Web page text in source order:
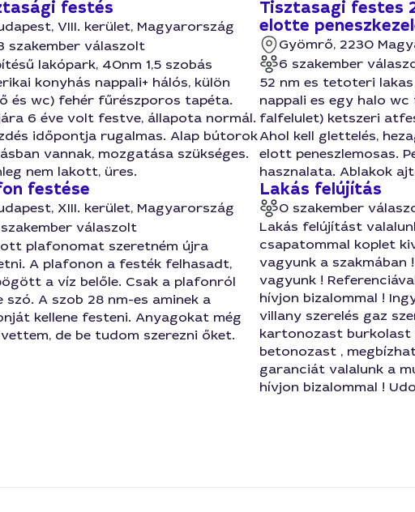
festés
VIII. kerület, Magyarország
szakember válaszolt
lakópark, 40nm 1,5 szobás
konyhás nappali+ hálós, külön
és wc) fehér fűrészporos tapéta.
6 éve volt festve, állapota normál.
időpontja rugalmas. Alap bútorok
vannak, mozgatása szükséges.
nem lakott, üres.
Tisztasagi festes
elotte
Gyömrő, 2230
6 szakember
52 nm es tetoteri
nappali es egy halo
falfelulet) ketszeri
Ahol kell glettelés,
elott peneszlemosas.
hasznalata. Ablakok
festése
XIII. kerület, Magyarország
válaszolt
plafonomat szeretném újra
A plafonon a festék felhasadt,
a víz belőle. Csak a plafonról
szó. A szob 28 nm-es aminek a
kellene festeni. Anyagokat még
de be tudom szerezni őket.
Lakás felújítás
0 szakember
Lakás felújítást
csapatommal koplet
vagyunk a szakmában
vagyunk !
hívjon bizalommal !
villany szerelés gaz
kartonozast burkolast
betonozast ,
garanciát valalunk a
hívjon bizalommal !